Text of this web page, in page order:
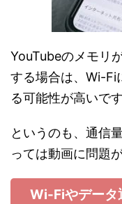
YouTubeのメモリ
する場合は、Wi-Fi
る可能性が高いです
というのも、通信
っては動画に問題
Wi-Fiやデータ